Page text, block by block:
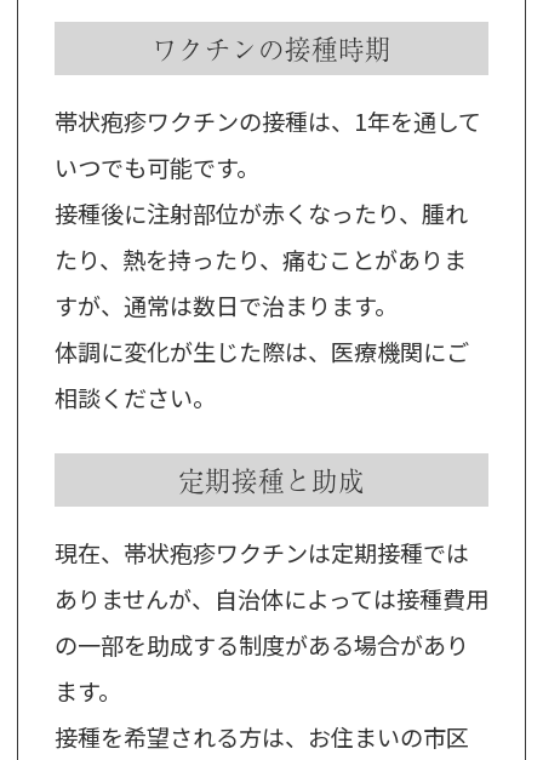
ワクチンの接種時期
帯状疱疹ワクチンの接種は、1年を通して
いつでも可能です。
接種後に注射部位が赤くなったり、腫れ
たり、熱を持ったり、痛むことがありま
すが、通常は数日で治まります。
体調に変化が生じた際は、医療機関にご
相談ください。
定期接種と助成
現在、帯状疱疹ワクチンは定期接種では
ありませんが、自治体によっては接種費用
の一部を助成する制度がある場合があり
ます。
接種を希望される方は、お住まいの市区